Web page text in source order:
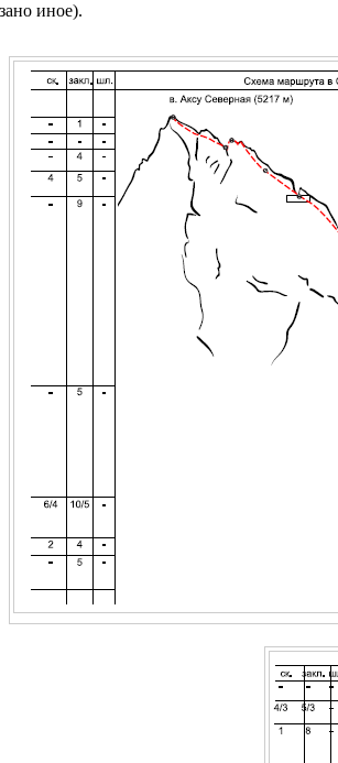
иное).